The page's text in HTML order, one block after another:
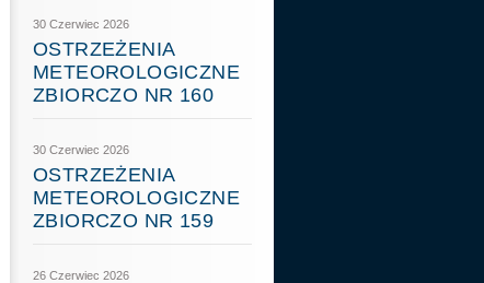
30 Czerwiec 2026
OSTRZEŻENIA
METEOROLOGICZNE
ZBIORCZO NR 160
30 Czerwiec 2026
OSTRZEŻENIA
METEOROLOGICZNE
ZBIORCZO NR 159
26 Czerwiec 2026